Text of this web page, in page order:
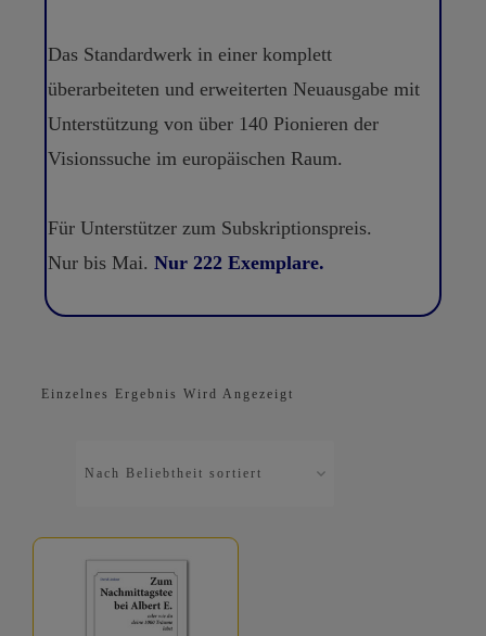
Das Standardwerk in einer komplett
überarbeiteten und erweiterten Neuausgabe mit
Unterstützung von über 140 Pionieren der
Visionssuche im europäischen Raum.
Für Unterstützer zum Subskriptionspreis.
Nur bis Mai. Nur 222 Exemplare.
Einzelnes Ergebnis Wird Angezeigt